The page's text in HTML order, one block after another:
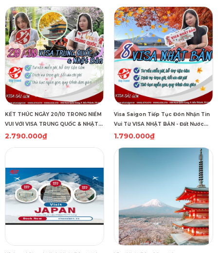
KẾT THÚC NGÀY 20/10 TRONG NIỀM
VUI VỚI VISA TRUNG QUỐC & NHẬT
BẢN
2.790.000₫
Visa Saigon Tiếp Tục Đón Nhận Tin
Vui Từ VISA NHẬT BẢN - Đất Nước
Mặt Trời Mọc
1.790.000₫